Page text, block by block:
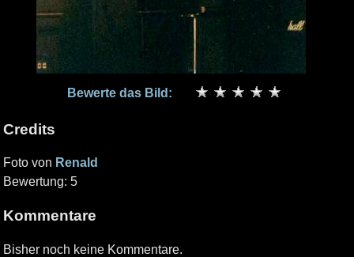
Bewerte das Bild:
Credits
Foto von Renald
Bewertung: 5
Kommentare
Bisher noch keine Kommentare.